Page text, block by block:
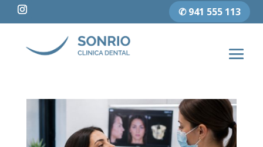
✆ 941 555 113